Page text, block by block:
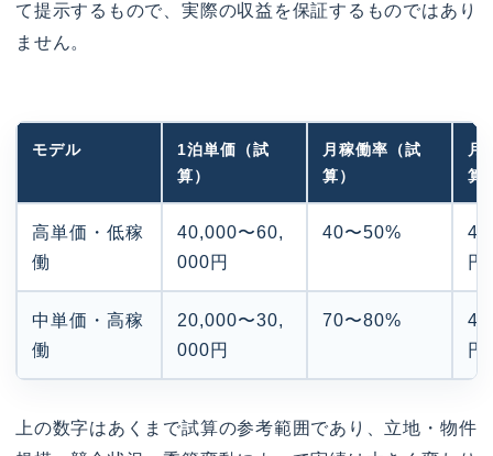
て提示するもので、実際の収益を保証するものではあり
ません。
モデル
1泊単価（試
算）
月稼働率（試
算）
月
算
高単価・低稼
働
40,000〜60,
000円
40〜50%
48
円
中単価・高稼
働
20,000〜30,
000円
70〜80%
42
円
上の数字はあくまで試算の参考範囲であり、立地・物件